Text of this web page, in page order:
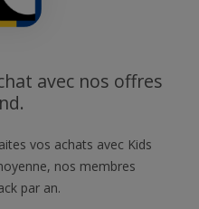
avec nos offres
vos achats avec Kids
nos membres
par an.